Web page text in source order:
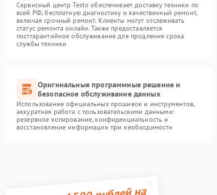
Сервисный центр Testo обеспечивает доставку техники по
всей РФ, бесплатную диагностику и качественный ремонт,
включая срочный ремонт. Клиенты могут отслеживать
статус ремонта онлайн. Также предоставляется
постгарантийное обслуживание для продления срока
службы техники
Оригинальные программные решение и
безопасное обслуживание данных
Использование официальных прошивок и инструментов,
аккуратная работа с пользовательскими данными:
резервное копирование, конфиденциальность и
восстановление информации при необходимости